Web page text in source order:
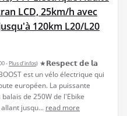
LCD, 25km/h avec
120km L20/L20
- Plus d’infos) ★𝗥𝗲𝘀𝗽𝗲𝗰𝘁 𝗱𝗲 𝗹𝗮
est un vélo électrique qui
européen. La puissante
de 250W de l'Ebike
jusqu... read more